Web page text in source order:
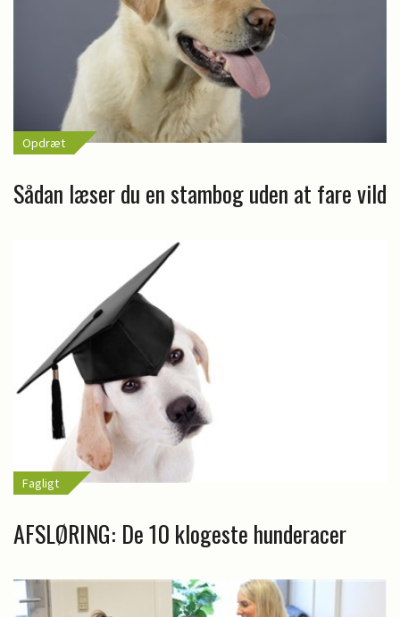
Opdræt
Sådan læser du en stambog uden at fare vild
Fagligt
AFSLØRING: De 10 klogeste hunderacer